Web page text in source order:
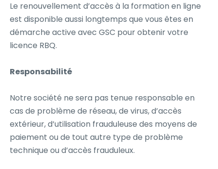
Le renouvellement d’accès à la formation en ligne
est disponible aussi longtemps que vous êtes en
démarche active avec GSC pour obtenir votre
licence RBQ.
Responsabilité
Notre société ne sera pas tenue responsable en
cas de problème de réseau, de virus, d’accès
extérieur, d’utilisation frauduleuse des moyens de
paiement ou de tout autre type de problème
technique ou d’accès frauduleux.